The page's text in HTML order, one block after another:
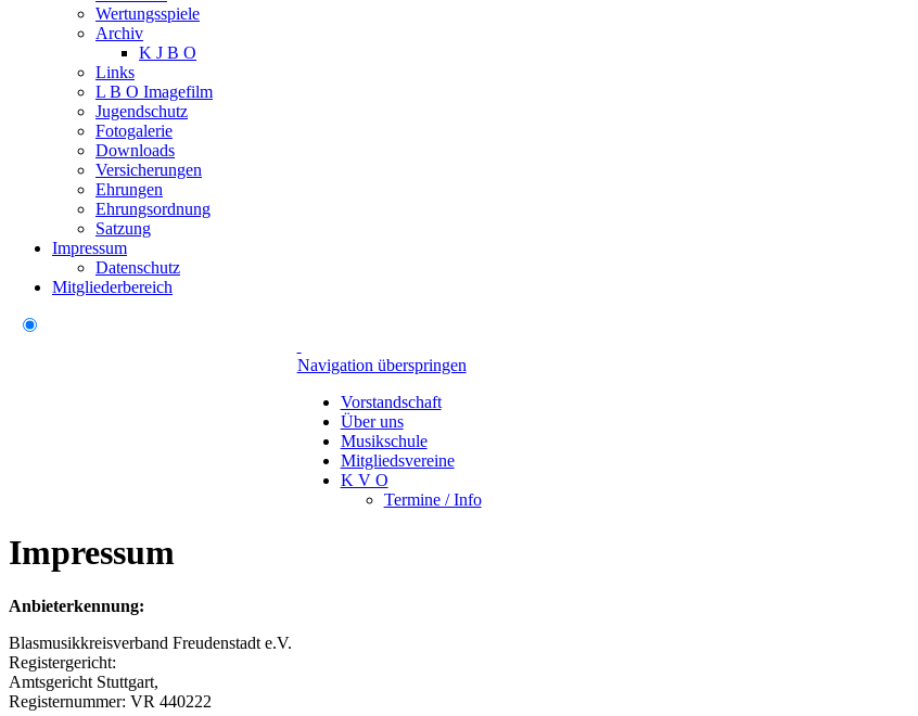
Wertungsspiele
Archiv
K J B O
Links
L B O Imagefilm
Jugendschutz
Fotogalerie
Downloads
Versicherungen
Ehrungen
Ehrungsordnung
Satzung
Impressum
Datenschutz
Mitgliederbereich
Navigation überspringen
Vorstandschaft
Über uns
Musikschule
Mitgliedsvereine
K V O
Termine / Info
Impressum
Anbieterkennung:
Blasmusikkreisverband Freudenstadt e.V.
Registergericht:
Amtsgericht Stuttgart,
Registernummer: VR 440222